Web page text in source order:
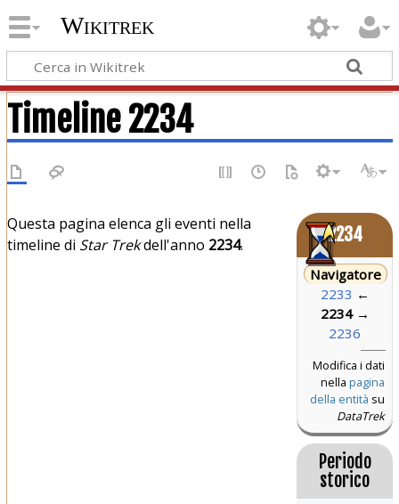
Wikitrek
Timeline 2234
2234
Navigatore
2233 ←
2234→
2236
Modifica i dati
nella pagina
della entità su
DataTrek
Periodo
storico
Questa pagina elenca gli eventi nella
timeline di Star Trekdell'anno 2234.